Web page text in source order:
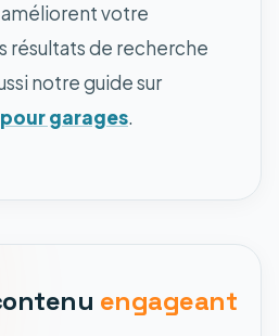
votre
résultats de recherche
notre guide sur
garages.
engageant